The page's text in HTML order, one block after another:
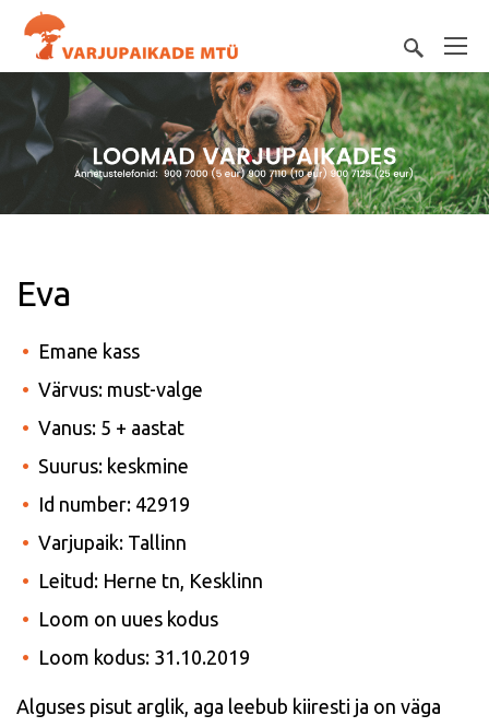
Eva
Emane kass
Värvus: must-valge
Vanus: 5 + aastat
Suurus: keskmine
Id number: 42919
Varjupaik: Tallinn
Leitud: Herne tn, Kesklinn
Loom on uues kodus
Loom kodus: 31.10.2019
Alguses pisut arglik, aga leebub kiiresti ja on väga